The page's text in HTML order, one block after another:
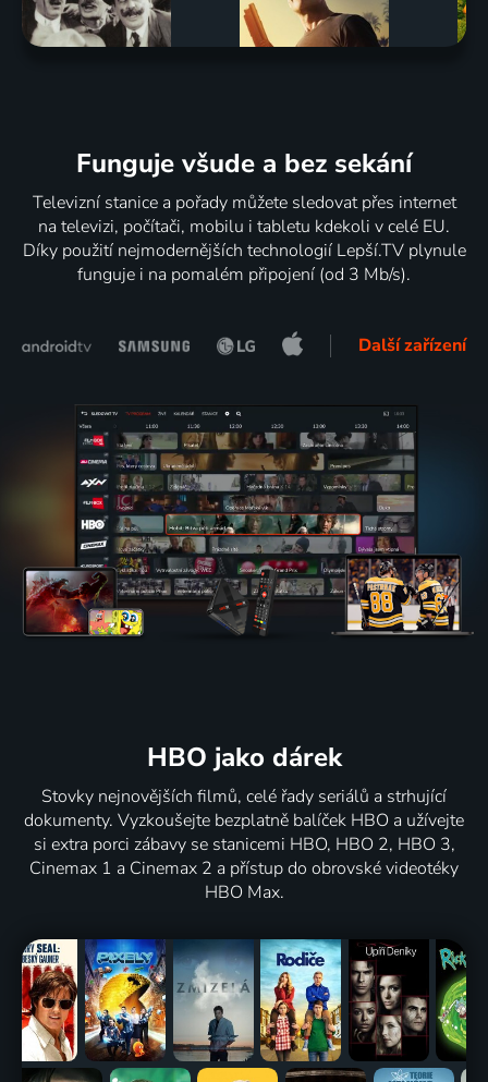
Funguje všude a bez sekání
Televizní stanice a pořady můžete sledovat přes internet
na televizi, počítači, mobilu i tabletu kdekoli v celé EU.
Díky použití nejmodernějších technologií Lepší.TV plynule
funguje i na pomalém připojení (od 3 Mb/s).
Další zařízení
HBO jako dárek
Stovky nejnovějších filmů, celé řady seriálů a strhující
dokumenty. Vyzkoušejte bezplatně balíček HBO a užívejte
si extra porci zábavy se stanicemi HBO, HBO 2, HBO 3,
Cinemax 1 a Cinemax 2 a přístup do obrovské videotéky
HBO Max.